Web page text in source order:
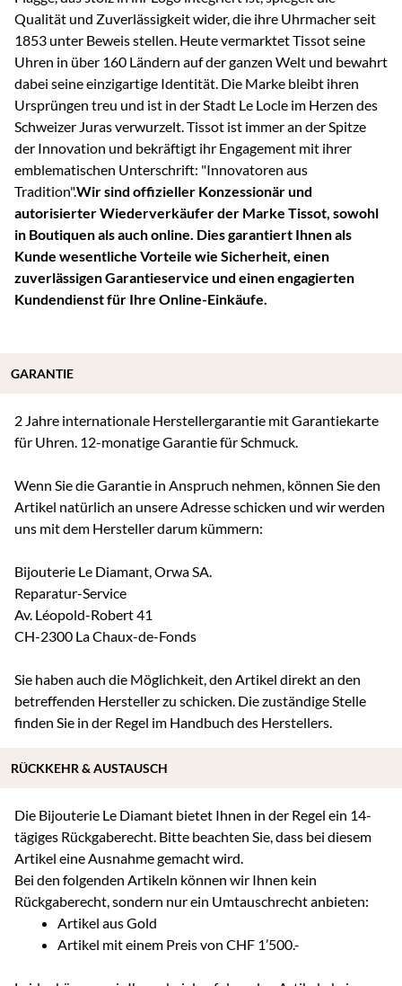
Qualität und Zuverlässigkeit wider, die ihre Uhrmacher seit
1853 unter Beweis stellen. Heute vermarktet Tissot seine
Uhren in über 160 Ländern auf der ganzen Welt und bewahrt
dabei seine einzigartige Identität. Die Marke bleibt ihren
Ursprüngen treu und ist in der Stadt Le Locle im Herzen des
Schweizer Juras verwurzelt. Tissot ist immer an der Spitze
der Innovation und bekräftigt ihr Engagement mit ihrer
emblematischen Unterschrift: "Innovatoren aus
Tradition".Wir sind offizieller Konzessionär und
autorisierter Wiederverkäufer der Marke Tissot, sowohl
in Boutiquen als auch online. Dies garantiert Ihnen als
Kunde wesentliche Vorteile wie Sicherheit, einen
zuverlässigen Garantieservice und einen engagierten
Kundendienst für Ihre Online-Einkäufe.
2 Jahre internationale Herstellergarantie mit Garantiekarte
für Uhren. 12-monatige Garantie für Schmuck.
Wenn Sie die Garantie in Anspruch nehmen, können Sie den
Artikel natürlich an unsere Adresse schicken und wir werden
uns mit dem Hersteller darum kümmern:
Bijouterie Le Diamant, Orwa SA.
Reparatur-Service
Av. Léopold-Robert 41
CH-2300 La Chaux-de-Fonds
Sie haben auch die Möglichkeit, den Artikel direkt an den
betreffenden Hersteller zu schicken. Die zuständige Stelle
finden Sie in der Regel im Handbuch des Herstellers.
Die Bijouterie Le Diamant bietet Ihnen in der Regel ein 14-
tägiges Rückgaberecht. Bitte beachten Sie, dass bei diesem
Artikel eine Ausnahme gemacht wird.
Bei den folgenden Artikeln können wir Ihnen kein
Rückgaberecht, sondern nur ein Umtauschrecht anbieten:
Artikel aus Gold
Artikel mit einem Preis von CHF 1’500.-
GARANTIE
RÜCKKEHR & AUSTAUSCH